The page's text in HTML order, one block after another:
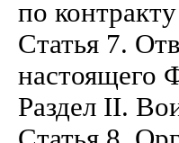
по
Статья 7.
настоящего
Раздел II.